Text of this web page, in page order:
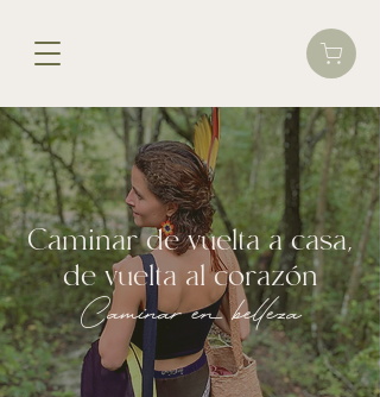
Caminar de vuelta a casa,
de vuelta al corazón
Caminar en belleza